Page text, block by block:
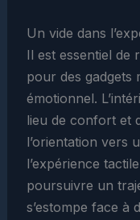
Un vide dans
Il est essentiel de
pour des gadgets
émotionnel.
lieu de confort et
l’orientation vers
l’expérience
poursuivre un
s’estompe face à